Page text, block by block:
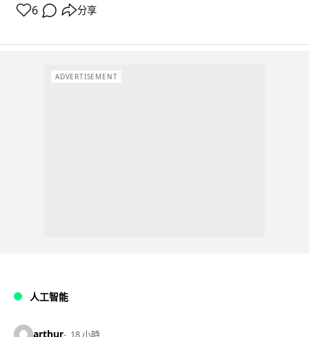
6 分享
ADVERTISEMENT
人工智能
arthur 18 小時